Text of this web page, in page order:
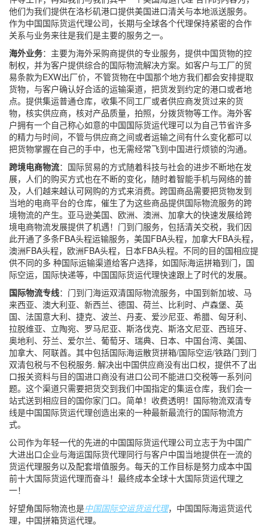
他们为我们提供在洛杉矶港口提供美国进口清关与本地派送服务。
作为中国国际货运代理公司，长期与全球各个代理保持紧密的合作
关系与业务来往是我们是主要的服务之一。
海外业务：主要为海外采购商提供的专业服务，提供中国货物的控
制权，并为客户提供综合的国际物流解决方案。如客户与工厂的贸
易条款为EXW出厂价，不管货物在中国那个地方我们都会安排提取
货物，与客户确认好合适的运输渠道，把货发到约定的港口或者地
点。提供集运普通仓库，收集不同工厂或者供应商发货过来的货
物，核实供应商，核对产品质量，拍照，分拨货物等工作。海外客
户拥有一个自己称心如意的中国国际货运代理可以为自己节省许多
的精力与时间，不管与供应商之间或者运输之间有什么变化都可以
把货物掌握在自己的手中，也无需经常飞到中国进行烦锁的沟通。
跨境电商物流：国际贸易的方式随着科技与社会的进步不断地在发
展，人们的购买方式也在不断的变化，随时着智能手机与网络的普
及，人们越来越认可网购的方式来消费。跨国商品需要把货物发到
当地的电商平台的仓库，催生了为这些商品提供国际物流服务的跨
境物流的产生。亚马逊美国、欧洲、澳洲、加拿大的快速发展给跨
境电商物流发展提供了机遇！门到门服务，包括清关交税，我们因
此开通了多条FBA头程运输服务，美国FBA头程，加拿大FBA头程，
澳洲FBA头程，欧洲FBA头程，日本FBA头程。不同的目的国相应提
供不同的多 种国际运输渠道给客户选择，如国际海运拼箱到门，国
际空运，国际快递等，中国国际货运代理快速跟上了时代的发展。
国际物流专线：门到门海运双清国际物流服务，中国到新加坡、马
来西亚、澳大利亚、新西兰、德国、荷兰、比利时、卢森堡、英
国、法国意大利、捷克、波兰、丹麦、爱沙尼亚、希腊、匈牙利、
拉脱维亚、立陶宛、罗马尼亚、斯洛伐克、斯洛文尼亚、西班牙、
奥地利、芬兰、爱尔兰、葡萄牙、瑞典、日本、中国台湾、美国、
加拿大、阿联酋。其中包括国际海运散货拼箱/国际空运/铁路门到门
双清包税与不包税服务. 解决出中国供应商没有出口权，提供不了出
口报关资料与目的国进口商没有进口公司不能进口交税等一系列问
题。这个渠道只需要把货交到我们中国指定的集运仓库，我们会一
站式送到相应目的国你家门口。简单！收费透明！国际物流双清专
线是中国国际货运代理创造出来的一种最新最流行的国际物流方
式。
公司作为年轻一代的先进的中国国际货运代理公司立志于为中国广
大进出口企业与海运国际货代理同行与客户中国当地提供在一流的
货运代理服务以及配套增值服务。每天的工作目标是努力成本中国
前十大国际货运代理而奋斗！最终成本全球十大国际货运代理之
一！
好望角国际物流也是中国国际空运货运代理，中国国际海运货运代
理，中国拼箱货运代理。